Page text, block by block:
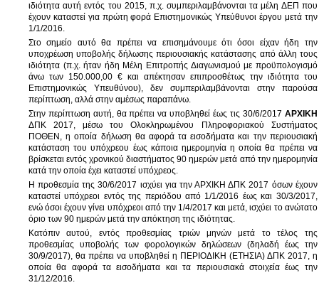
ιδιότητα αυτή εντός του 2015, π.χ. συμπεριλαμβάνονται τα μέλη ΔΕΠ που
έχουν καταστεί για πρώτη φορά Επιστημονικώς Υπεύθυνοι έργου μετά την
1/1/2016.
Στο σημείο αυτό θα πρέπει να επισημάνουμε ότι όσοι είχαν ήδη την
υποχρέωση υποβολής δήλωσης περιουσιακής κατάστασης από άλλη τους
ιδιότητα (π.χ. ήταν ήδη Μέλη Επιτροπής Διαγωνισμού με προϋπολογισμό
άνω των 150.000,00 € και απέκτησαν επιπροσθέτως την ιδιότητα του
Επιστημονικώς Υπευθύνου), δεν συμπεριλαμβάνονται στην παρούσα
περίπτωση, αλλά στην αμέσως παραπάνω.
Στην περίπτωση αυτή, θα πρέπει να υποβληθεί έως τις 30/6/2017 ΑΡΧΙΚΗ
ΔΠΚ 2017, μέσω του Ολοκληρωμένου Πληροφοριακού Συστήματος
ΠΟΘΕΝ, η οποία δήλωση θα αφορά τα εισοδήματα και την περιουσιακή
κατάσταση του υπόχρεου έως κάποια ημερομηνία η οποία θα πρέπει να
βρίσκεται εντός χρονικού διαστήματος 90 ημερών μετά από την ημερομηνία
κατά την οποία έχει καταστεί υπόχρεος.
Η προθεσμία της 30/6/2017 ισχύει για την ΑΡΧΙΚΗ ΔΠΚ 2017 όσων έχουν
καταστεί υπόχρεοι εντός της περιόδου από 1/1/2016 έως και 30/3/2017,
ενώ όσοι έχουν γίνει υπόχρεοι από την 1/4/2017 και μετά, ισχύει το ανώτατο
όριο των 90 ημερών μετά την απόκτηση της ιδιότητας.
Κατόπιν αυτού, εντός προθεσμίας τριών μηνών μετά το τέλος της
προθεσμίας υποβολής των φορολογικών δηλώσεων (δηλαδή έως την
30/9/2017), θα πρέπει να υποβληθεί η ΠΕΡΙΟΔΙΚΗ (ΕΤΗΣΙΑ) ΔΠΚ 2017, η
οποία θα αφορά τα εισοδήματα και τα περιουσιακά στοιχεία έως την
31/12/2016.